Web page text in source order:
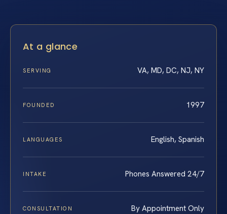
At a glance
SERVING VA, MD, DC, NJ, NY
FOUNDED 1997
LANGUAGES English, Spanish
INTAKE Phones Answered 24/7
CONSULTATION By Appointment Only